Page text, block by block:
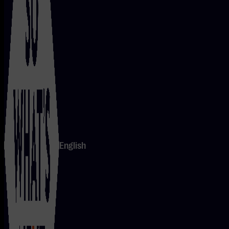
English
samenwerkingen weerspiegelt de concertserie de
veelzijdigheid van de hedendaagse jazz.
Bekijk alle concerten